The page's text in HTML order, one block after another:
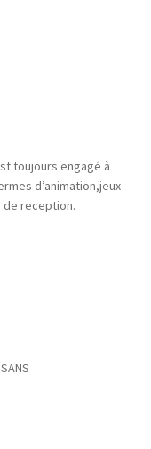
toujours engagé à
d’animation,jeux
reception.